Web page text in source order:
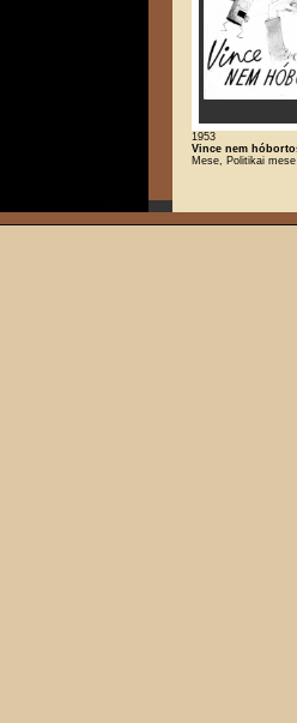
1953
Vince nem
Mese, Politikai mese